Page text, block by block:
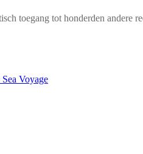
toegang tot honderden andere
Voyage